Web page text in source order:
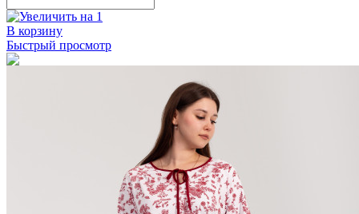
В корзину
Быстрый просмотр